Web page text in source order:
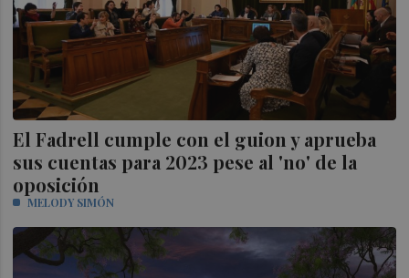
El Fadrell cumple con el guion y aprueba
sus cuentas para 2023 pese al 'no' de la
oposición
MELODY SIMÓN